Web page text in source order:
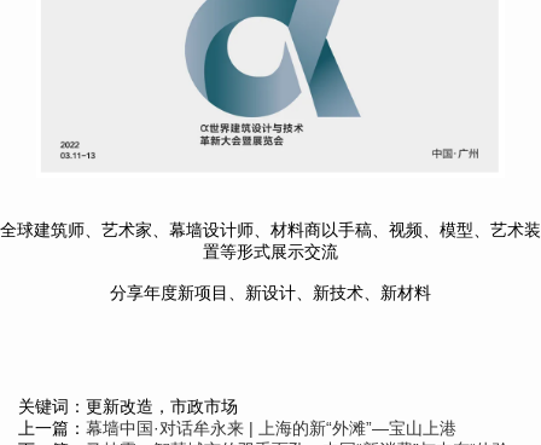
全球建筑师、艺术家、幕墙设计师、材料商以手稿、视频、模型、艺术装
置等形式展示交流
分享年度新项目、新设计、新技术、新材料
关键词：更新改造，市政市场
上一篇： 幕墙中国·对话牟永来 | 上海的新“外滩”—宝山上港